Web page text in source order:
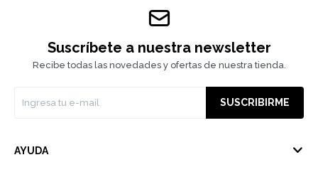
Suscríbete a nuestra newsletter
Recibe todas las novedades y ofertas de nuestra tienda.
SUSCRIBIRME
AYUDA